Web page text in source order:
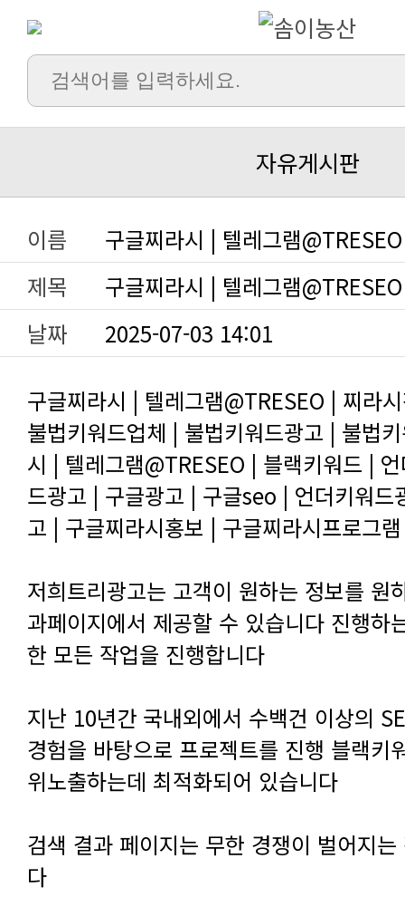
자유게시판
이름
구글찌라시 | 텔레그램@TRESEO
제목
구글찌라시 | 텔레그램
날짜
2025-07-03 14:01
구글찌라시 | 텔레그램@TRESEO | 찌라
고 | 구글찌라시홍보 | 구글찌라시프로그
한 모든 작업을 진행합니다
위노출하는데 최적화되어 있습니다
다